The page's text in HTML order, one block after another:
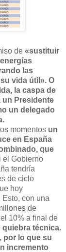
de «sustituir
las
vida útil». O
la caspa de
un Presidente
un delegado
momentos un
en España
que
el Gobierno
tendría
de ciclo
hoy
con una
de
10% a final de
quiebra técnica.
por lo que su
incremento